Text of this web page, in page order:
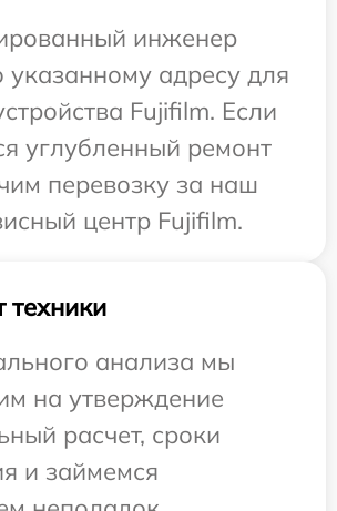
инженер
указанному адресу для
Fujifilm. Если
углубленный ремонт
перевозку за наш
центр Fujifilm.
техники
анализа мы
на утверждение
расчет, сроки
и займемся